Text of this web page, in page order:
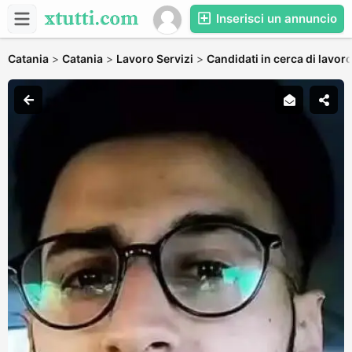
Inserisci un annuncio
Catania > Catania > Lavoro Servizi > Candidati in cerca di lavoro